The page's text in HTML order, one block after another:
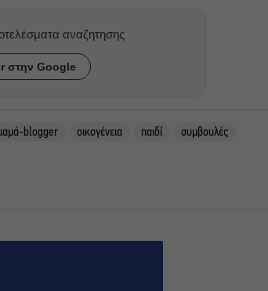
αναζητησης
στην Google
blogger οικογένεια παιδί συμβουλές